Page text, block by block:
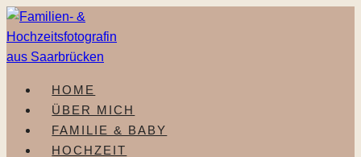
Zum
Inhalt
springen
HOME
ÜBER MICH
FAMILIE & BABY
HOCHZEIT